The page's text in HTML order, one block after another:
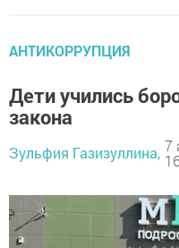
АНТИКОРРУПЦИЯ
Дети учились
закона
Зульфия Газизуллина, 7